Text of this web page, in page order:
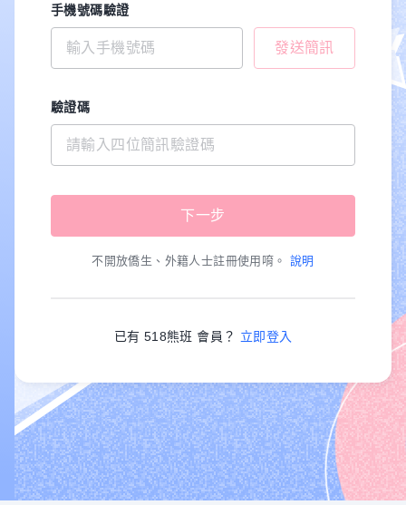
手機號碼驗證
發送簡訊
驗證碼
不開放僑生、外籍人士註冊使用唷。 說明
已有 518熊班 會員？ 立即登入